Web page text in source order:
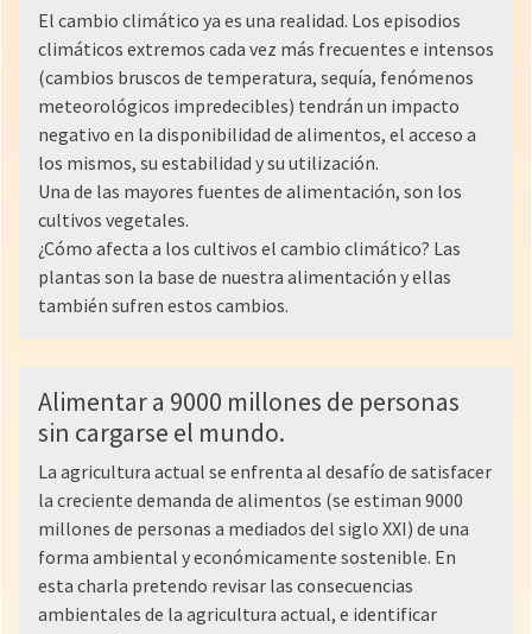
El cambio climático ya es una realidad. Los episodios
climáticos extremos cada vez más frecuentes e intensos
(cambios bruscos de temperatura, sequía, fenómenos
meteorológicos impredecibles) tendrán un impacto
negativo en la disponibilidad de alimentos, el acceso a
los mismos, su estabilidad y su utilización.
Una de las mayores fuentes de alimentación, son los
cultivos vegetales.
¿Cómo afecta a los cultivos el cambio climático? Las
plantas son la base de nuestra alimentación y ellas
también sufren estos cambios.
Alimentar a 9000 millones de personas
sin cargarse el mundo.
La agricultura actual se enfrenta al desafío de satisfacer
la creciente demanda de alimentos (se estiman 9000
millones de personas a mediados del siglo XXI) de una
forma ambiental y económicamente sostenible. En
esta charla pretendo revisar las consecuencias
ambientales de la agricultura actual, e identificar